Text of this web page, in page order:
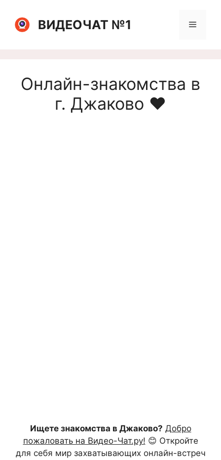
содержимомуВИДЕОЧАТ №1 Меню
Онлайн-знакомства в
г. Джаково ❤️
Ищете знакомства в Джаково? Добро
пожаловать на Видео-Чат.ру! 😊 Откройте
для себя мир захватывающих онлайн-встреч